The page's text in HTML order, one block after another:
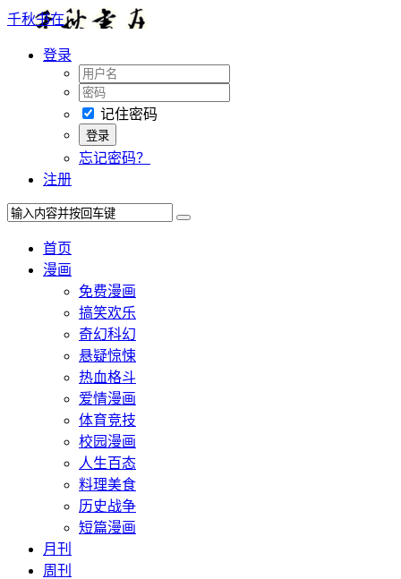
千秋书在
登录
记住密码
忘记密码？
注册
首页
漫画
免费漫画
搞笑欢乐
奇幻科幻
悬疑惊悚
热血格斗
爱情漫画
体育竞技
校园漫画
人生百态
料理美食
历史战争
短篇漫画
月刊
周刊